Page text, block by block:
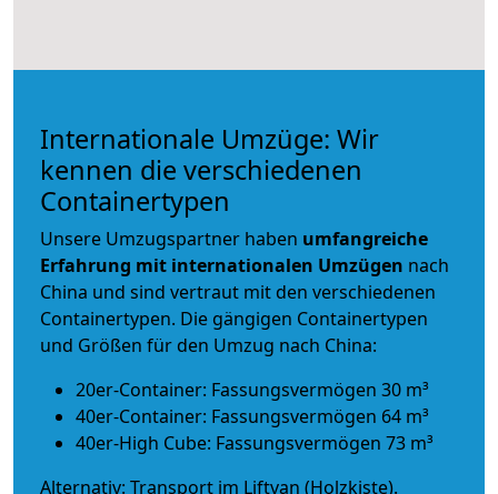
Internationale Umzüge: Wir
kennen die verschiedenen
Containertypen
Unsere Umzugspartner haben umfangreiche
Erfahrung mit internationalen Umzügen nach
China und sind vertraut mit den verschiedenen
Containertypen. Die gängigen Containertypen
und Größen für den Umzug nach China:
20er-Container: Fassungsvermögen 30 m³
40er-Container: Fassungsvermögen 64 m³
40er-High Cube: Fassungsvermögen 73 m³
Alternativ: Transport im Liftvan (Holzkiste).